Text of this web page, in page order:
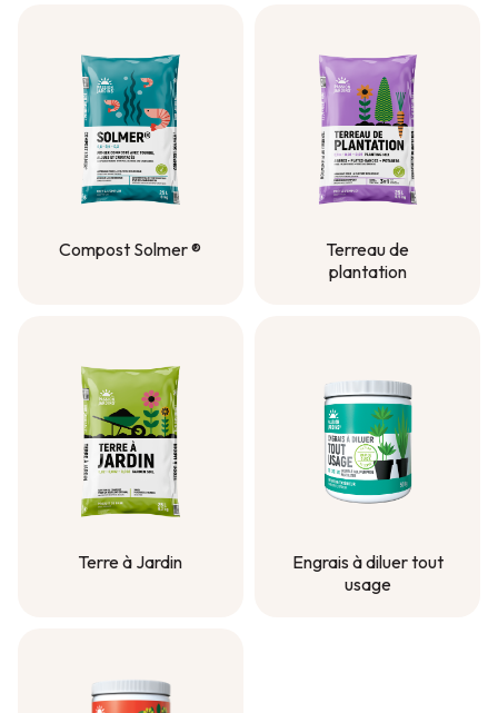
Compost Solmer ®
Terreau de
plantation
Terre à Jardin
Engrais à diluer tout
usage